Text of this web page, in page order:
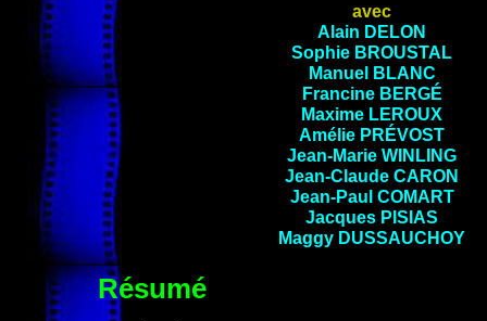
avec
Alain DELON
Sophie BROUSTAL
Manuel BLANC
Francine BERGÉ
Maxime LEROUX
Amélie PRÉVOST
Jean-Marie WINLING
Jean-Claude CARON
Jean-Paul COMART
Jacques PISIAS
Maggy DUSSAUCHOY
Résumé